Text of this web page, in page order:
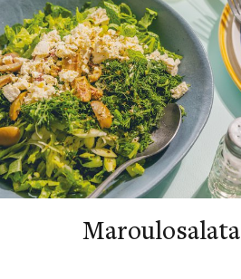
Maroulosalata